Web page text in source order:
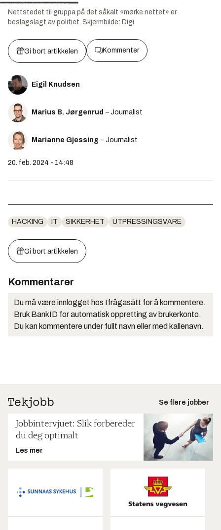
Nettstedet til gruppa på det såkalt «mørke nettet» er
beslagslagt av politiet. Skjermbilde: Digi
Gi bort artikkelen Kommenter
Eigil Knudsen
Marius B. Jørgenrud – Journalist
Marianne Gjessing – Journalist
20. feb. 2024 - 14:48
HACKING IT SIKKERHET UTPRESSINGSVARE
Gi bort artikkelen
Kommentarer
Du må være innlogget hos Ifrågasätt for å kommentere.
Bruk BankID for automatisk oppretting av brukerkonto.
Du kan kommentere under fullt navn eller med kallenavn.
Se flere jobber
Jobbintervjuet: Slik forbereder
du deg optimalt
Les mer